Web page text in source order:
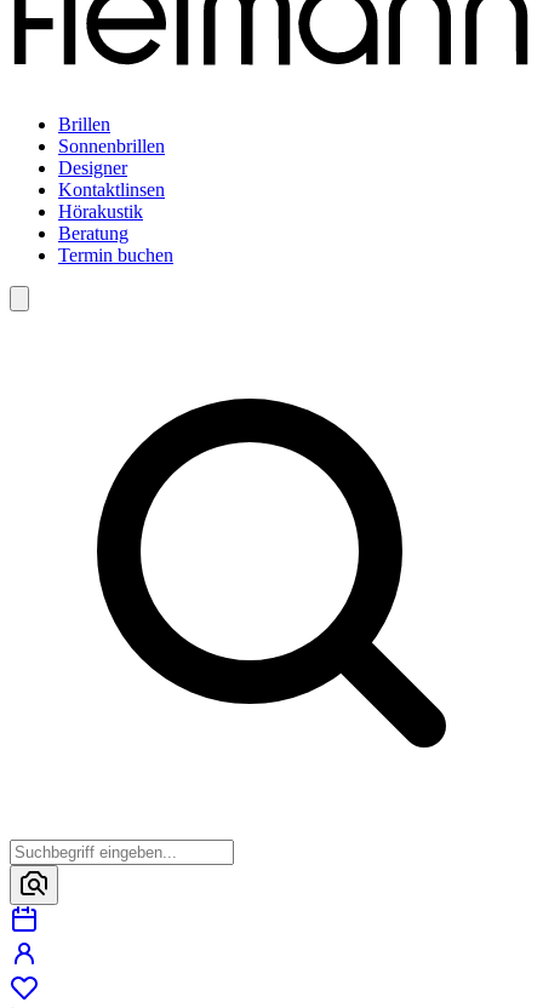
Brillen
Sonnenbrillen
Designer
Kontaktlinsen
Hörakustik
Beratung
Termin buchen